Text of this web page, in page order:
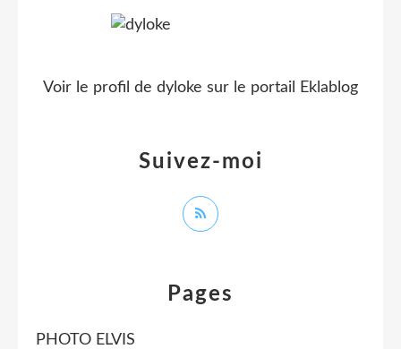
Pages
PHOTO ELVIS
Suivez-moi
Voir le profil de dyloke sur le portail Eklablog